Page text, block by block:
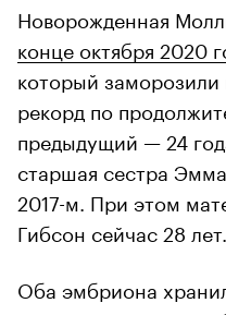
Новорожденная
конце октября 2020
который заморозили
рекорд по
предыдущий — 24
старшая сестра
2017-м. При этом
Гибсон сейчас 28 лет.
Оба эмбриона